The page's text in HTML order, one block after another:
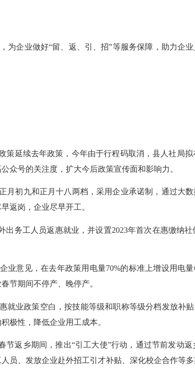
为企业做好“留、返、引、招”等服务保障，助力企
策延续去年政策，今年由于行程码取消，县人社局
众号的关注度，扩大今后政策宣传面和影响力。
月初九和正月十八两档，采用企业承诺制，通过大
返岗，企业尽早开工。
出务工人员返惠就业，并设置2023年首次在惠缴纳
业意见，在去年政策用电量70%的标准上增设用电量
节期间不停产、晚停产。
就业政策空白，按技能等级和职称等级分档发放补
极性，降低企业用工成本。
节返乡期间，推出“引工大使”行动，通过节前发动
员、发放企业赴外招工引才补贴、深化校企合作等多